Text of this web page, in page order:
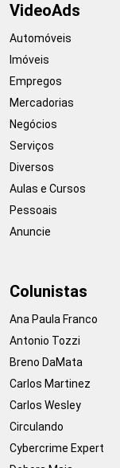
VideoAds
Automóveis
Imóveis
Empregos
Mercadorias
Negócios
Serviços
Diversos
Aulas e Cursos
Pessoais
Anuncie
Colunistas
Ana Paula Franco
Antonio Tozzi
Breno DaMata
Carlos Martinez
Carlos Wesley
Circulando
Cybercrime Expert